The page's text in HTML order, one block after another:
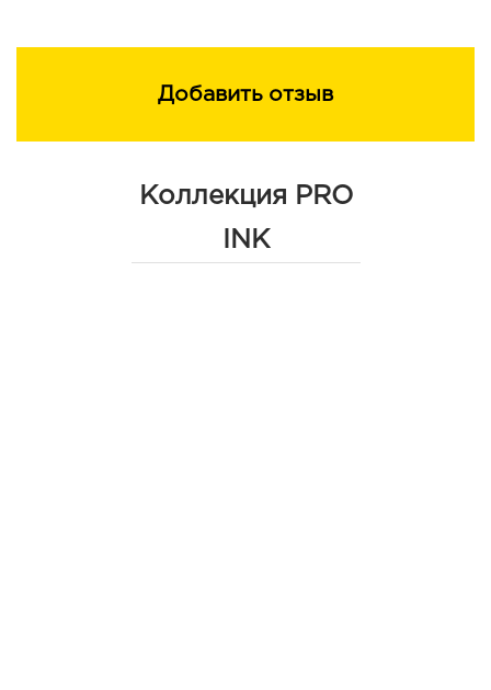
Добавить отзыв
Коллекция PRO
INK